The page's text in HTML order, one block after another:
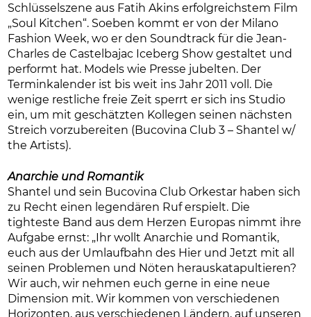
Schlüsselszene aus Fatih Akins erfolgreichstem Film
„Soul Kitchen“. Soeben kommt er von der Milano
Fashion Week, wo er den Soundtrack für die Jean-
Charles de Castelbajac Iceberg Show gestaltet und
performt hat. Models wie Presse jubelten. Der
Terminkalender ist bis weit ins Jahr 2011 voll. Die
wenige restliche freie Zeit sperrt er sich ins Studio
ein, um mit geschätzten Kollegen seinen nächsten
Streich vorzubereiten (Bucovina Club 3 – Shantel w/
the Artists).
Anarchie und Romantik
Shantel und sein Bucovina Club Orkestar haben sich
zu Recht einen legendären Ruf erspielt. Die
tighteste Band aus dem Herzen Europas nimmt ihre
Aufgabe ernst: „Ihr wollt Anarchie und Romantik,
euch aus der Umlaufbahn des Hier und Jetzt mit all
seinen Problemen und Nöten herauskatapultieren?
Wir auch, wir nehmen euch gerne in eine neue
Dimension mit. Wir kommen von verschiedenen
Horizonten, aus verschiedenen Ländern, auf unseren